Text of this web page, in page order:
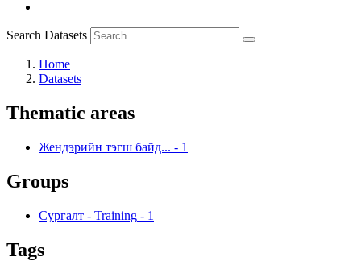
Search Datasets
Home
Datasets
Thematic areas
Жендэрийн тэгш байд... - 1
Groups
Сургалт - Training - 1
Tags